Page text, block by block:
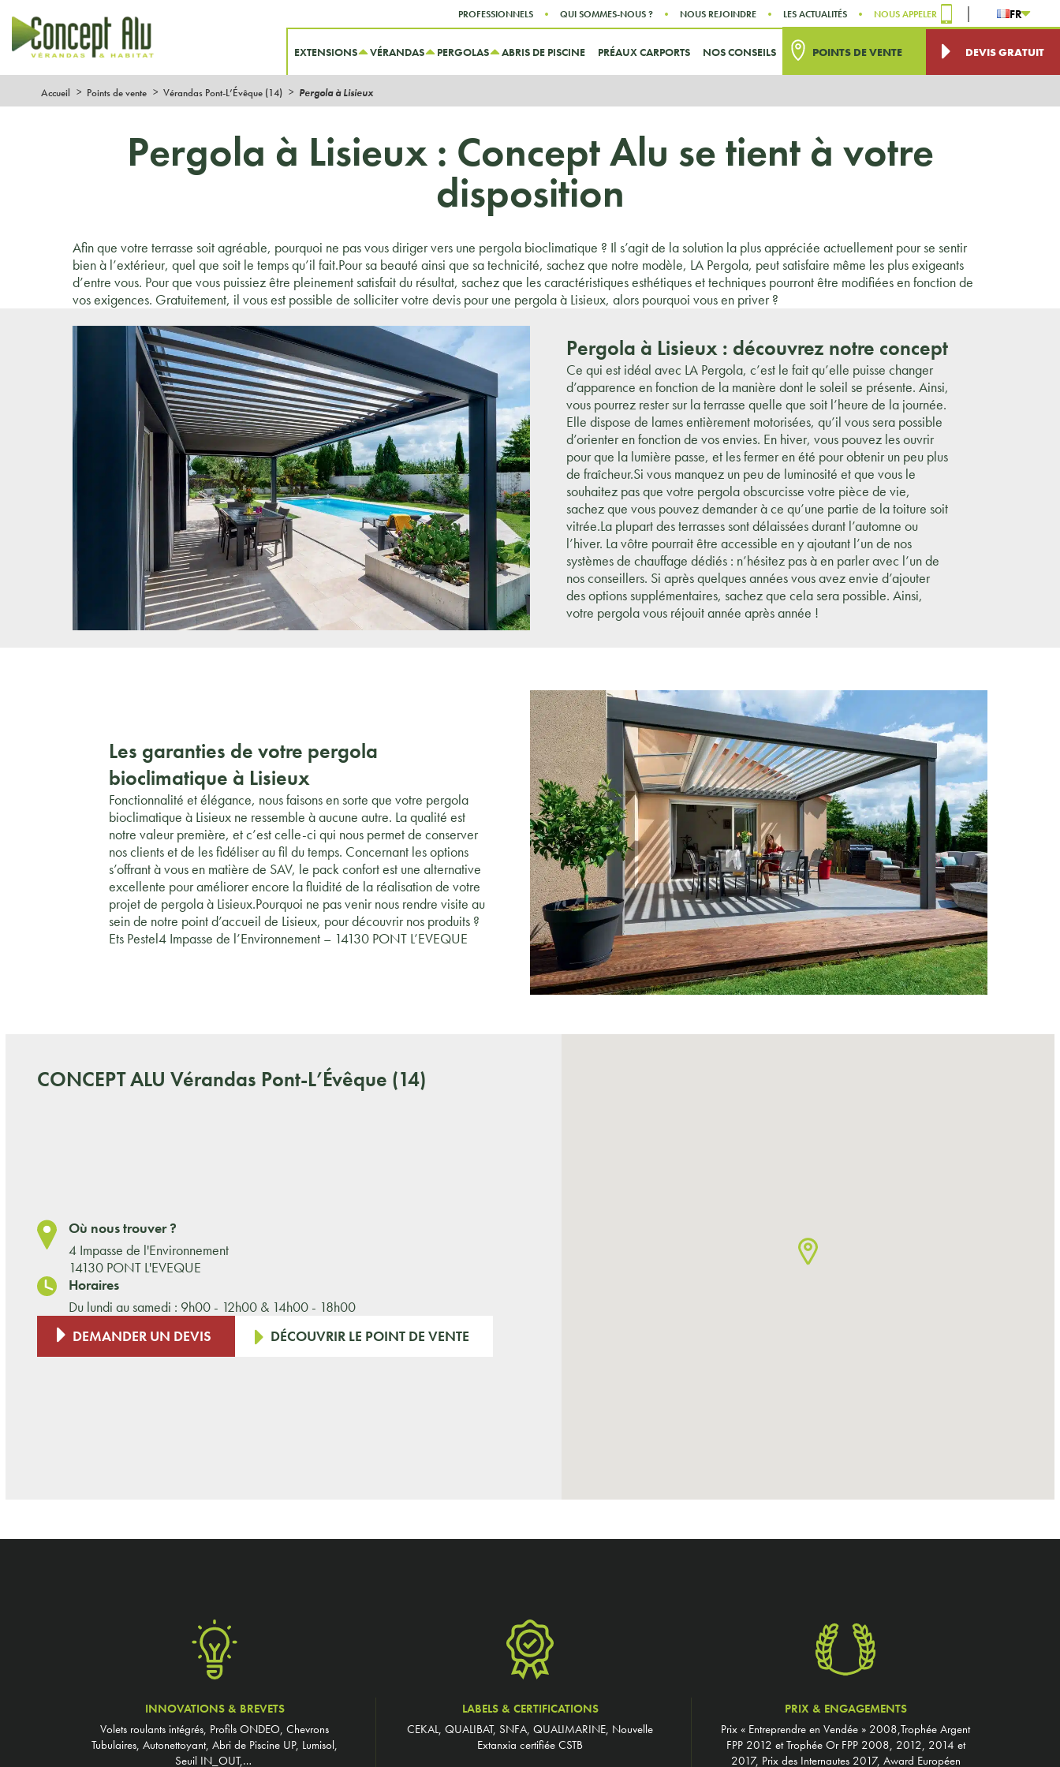
Aller au menu
Aller au contenu
PROFESSIONNELS QUI SOMMES-NOUS ? NOUS REJOINDRE LES ACTUALITÉS NOUS APPELER FR
EXTENSIONS VÉRANDAS PERGOLAS ABRIS DE PISCINE PRÉAUX CARPORTS NOS CONSEILS POINTS DE VENTE DEVIS GRATUIT
Accueil Points de vente Vérandas Pont-L’Évêque (14) Pergola à Lisieux
Pergola à Lisieux : Concept Alu se tient à votre
disposition
Afin que votre terrasse soit agréable, pourquoi ne pas vous diriger vers une pergola bioclimatique ? Il s’agit de la solution la plus appréciée actuellement pour se sentir
bien à l’extérieur, quel que soit le temps qu’il fait.Pour sa beauté ainsi que sa technicité, sachez que notre modèle, LA Pergola, peut satisfaire même les plus exigeants
d’entre vous. Pour que vous puissiez être pleinement satisfait du résultat, sachez que les caractéristiques esthétiques et techniques pourront être modifiées en fonction de
vos exigences. Gratuitement, il vous est possible de solliciter votre devis pour une pergola à Lisieux, alors pourquoi vous en priver ?
Pergola à Lisieux : découvrez notre concept
Ce qui est idéal avec LA Pergola, c’est le fait qu’elle puisse changer
d’apparence en fonction de la manière dont le soleil se présente. Ainsi,
vous pourrez rester sur la terrasse quelle que soit l’heure de la journée.
Elle dispose de lames entièrement motorisées, qu’il vous sera possible
d’orienter en fonction de vos envies. En hiver, vous pouvez les ouvrir
pour que la lumière passe, et les fermer en été pour obtenir un peu plus
de fraîcheur.Si vous manquez un peu de luminosité et que vous le
souhaitez pas que votre pergola obscurcisse votre pièce de vie,
sachez que vous pouvez demander à ce qu’une partie de la toiture soit
vitrée.La plupart des terrasses sont délaissées durant l’automne ou
l’hiver. La vôtre pourrait être accessible en y ajoutant l’un de nos
systèmes de chauffage dédiés : n’hésitez pas à en parler avec l’un de
nos conseillers. Si après quelques années vous avez envie d’ajouter
des options supplémentaires, sachez que cela sera possible. Ainsi,
votre pergola vous réjouit année après année !
Les garanties de votre pergola
bioclimatique à Lisieux
Fonctionnalité et élégance, nous faisons en sorte que votre pergola
bioclimatique à Lisieux ne ressemble à aucune autre. La qualité est
notre valeur première, et c’est celle-ci qui nous permet de conserver
nos clients et de les fidéliser au fil du temps. Concernant les options
s’offrant à vous en matière de SAV, le pack confort est une alternative
excellente pour améliorer encore la fluidité de la réalisation de votre
projet de pergola à Lisieux.Pourquoi ne pas venir nous rendre visite au
sein de notre point d’accueil de Lisieux, pour découvrir nos produits ?
Ets Pestel4 Impasse de l’Environnement – 14130 PONT L’EVEQUE
CONCEPT ALU Vérandas Pont-L’Évêque (14)
Où nous trouver ?
4 Impasse de l'Environnement
14130 PONT L'EVEQUE
Horaires
Du lundi au samedi : 9h00 - 12h00 & 14h00 - 18h00
DEMANDER UN DEVIS
DÉCOUVRIR LE POINT DE VENTE
INNOVATIONS & BREVETS
Volets roulants intégrés, Profils ONDEO, Chevrons
Tubulaires, Autonettoyant, Abri de Piscine UP, Lumisol,
Seuil IN_OUT,…
LABELS & CERTIFICATIONS
CEKAL, QUALIBAT, SNFA, QUALIMARINE, Nouvelle
Extanxia certifiée CSTB
PRIX & ENGAGEMENTS
Prix « Entreprendre en Vendée » 2008,Trophée Argent
FPP 2012 et Trophée Or FPP 2008, 2012, 2014 et
2017, Prix des Internautes 2017, Award Européen